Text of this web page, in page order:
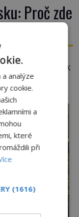
Proč zde
nouzí?
smrti. Mezi
slzami, smutek
Jsou ale
žmoulají
ale při
Unikátní
najdeme
hranic […]
analýze
cookie.
a
které
při
(1616)